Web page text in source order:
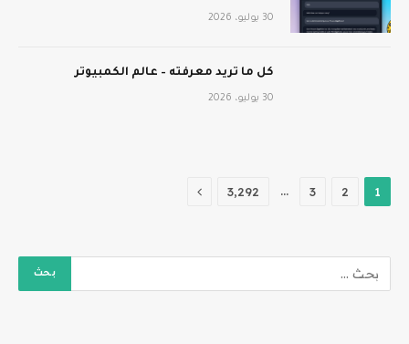
30 يوليو، 2026
كل ما تريد معرفته – عالم الكمبيوتر
30 يوليو، 2026
1
2
3
… 3٬292 التالي